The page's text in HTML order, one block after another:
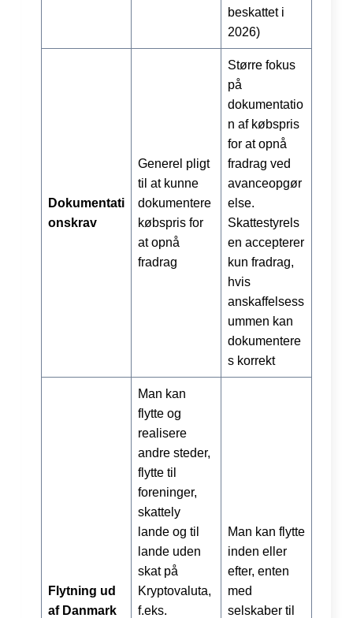
beskattet i
2026)
Dokumentati
onskrav
Generel pligt
til at kunne
dokumentere
købspris for
at opnå
fradrag
Større fokus
på
dokumentatio
n af købspris
for at opnå
fradrag ved
avanceopgør
else.
Skattestyrels
en accepterer
kun fradrag,
hvis
anskaffelsess
ummen kan
dokumentere
s korrekt
Flytning ud
af Danmark
Man kan
flytte og
realisere
andre steder,
flytte til
foreninger,
skattely
lande og til
lande uden
skat på
Kryptovaluta,
f.eks.
Man kan flytte
inden eller
efter, enten
med
selskaber til